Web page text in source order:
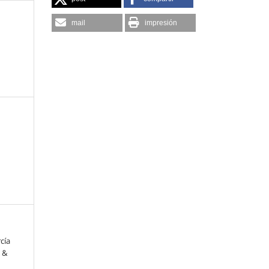
&
mail impresión